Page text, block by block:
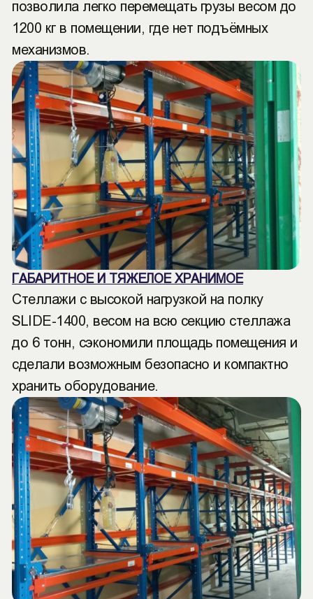
позволила легко перемещать грузы весом до
1200 кг в помещении, где нет подъёмных
механизмов.
ГАБАРИТНОЕ И ТЯЖЕЛОЕ ХРАНИМОЕ
Стеллажи с высокой нагрузкой на полку
SLIDE-1400, весом на всю секцию стеллажа
до 6 тонн, сэкономили площадь помещения и
сделали возможным безопасно и компактно
хранить оборудование.